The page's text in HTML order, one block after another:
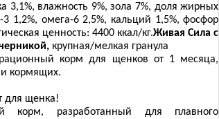
3,1%, влажность 9%, зола 7%, доля жирных
3 1,2%, омега-6 2,5%, кальций 1,5%, фосфор
ценность: 4400 ккал/кг.Живая Сила с
крупная/мелкая гранула
корм для щенков от 1 месяца,
кормящих.
для щенка!
корм, разработанный для плавного